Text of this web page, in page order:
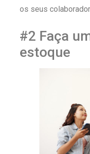
os seus
#2 Faça
estoque